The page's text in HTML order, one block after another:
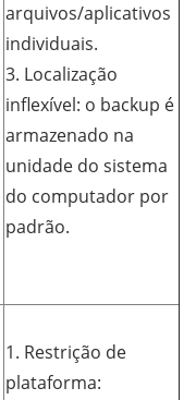
arquivos/aplicativos
individuais.
3. Localização
inflexível: o backup é
armazenado na
unidade do sistema
do computador por
padrão.
1. Restrição de
plataforma: